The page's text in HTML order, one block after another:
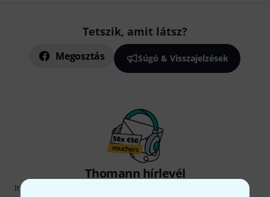
Tetszik, amit látsz?
Megosztás Súgó & Visszajelzések
Thomann hírlevél
Iratkozz fel a Thomann angol nyelvű hírlevelére, és kis